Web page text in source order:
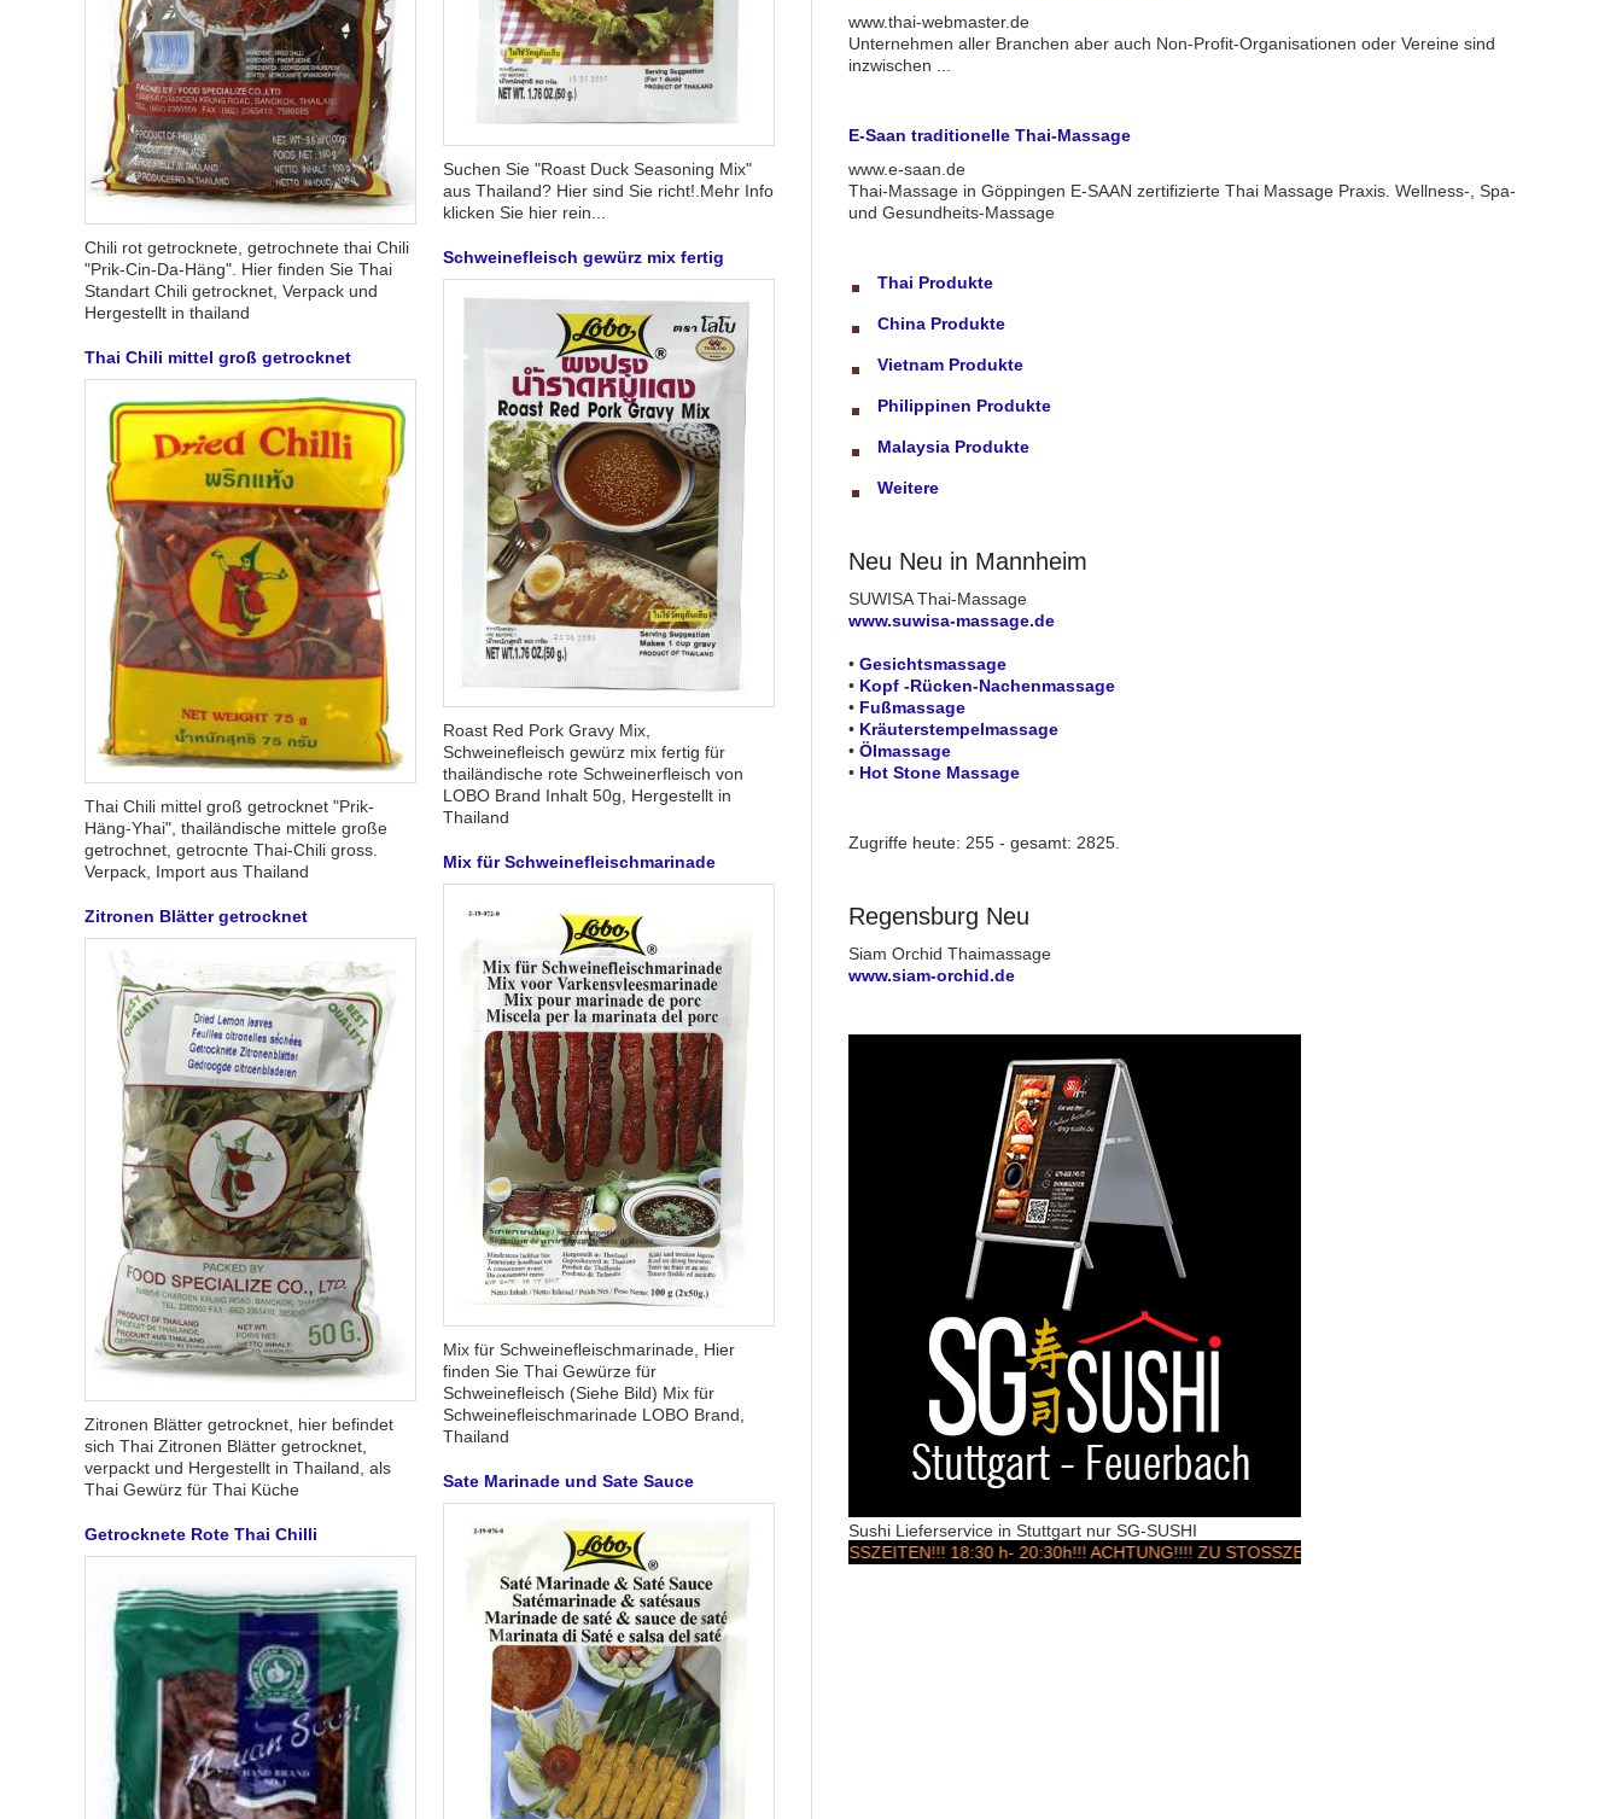
Chili rot getrocknete, getrochnete thai Chili
"Prik-Cin-Da-Häng". Hier finden Sie Thai
Standart Chili getrocknet, Verpack und
Hergestellt in thailand
Thai Chili mittel groß getrocknet
Thai Chili mittel groß getrocknet "Prik-
Häng-Yhai", thailändische mittele große
getrochnet, getrocnte Thai-Chili gross.
Verpack, Import aus Thailand
Zitronen Blätter getrocknet
Zitronen Blätter getrocknet, hier befindet
sich Thai Zitronen Blätter getrocknet,
verpackt und Hergestellt in Thailand, als
Thai Gewürz für Thai Küche
Getrocknete Rote Thai Chilli
Suchen Sie "Roast Duck Seasoning Mix"
aus Thailand? Hier sind Sie richt!.Mehr Info
klicken Sie hier rein...
Schweinefleisch gewürz mix fertig
Roast Red Pork Gravy Mix,
Schweinefleisch gewürz mix fertig für
thailändische rote Schweinerfleisch von
LOBO Brand Inhalt 50g, Hergestellt in
Thailand
Mix für Schweinefleischmarinade
Mix für Schweinefleischmarinade, Hier
finden Sie Thai Gewürze für
Schweinefleisch (Siehe Bild) Mix für
Schweinefleischmarinade LOBO Brand,
Thailand
Sate Marinade und Sate Sauce
www.thai-webmaster.de
Unternehmen aller Branchen aber auch Non-Profit-Organisationen oder Vereine sind
inzwischen ...
E-Saan traditionelle Thai-Massage
www.e-saan.de
Thai-Massage in Göppingen E-SAAN zertifizierte Thai Massage Praxis. Wellness-, Spa-
und Gesundheits-Massage
Thai Produkte
China Produkte
Vietnam Produkte
Philippinen Produkte
Malaysia Produkte
Weitere
Neu Neu in Mannheim
SUWISA Thai-Massage
www.suwisa-massage.de
• Gesichtsmassage
• Kopf -Rücken-Nachenmassage
• Fußmassage
• Kräuterstempelmassage
• Ölmassage
• Hot Stone Massage
Zugriffe heute: 255 - gesamt: 2825.
Regensburg Neu
Siam Orchid Thaimassage
www.siam-orchid.de
Sushi Lieferservice in Stuttgart nur SG-SUSHI
STOSSZEITEN!!! 18:30 h- 20:30h!!! ACHTUNG!!!! ZU STOSSZEITEN & Wochenenden KANN ES ZU